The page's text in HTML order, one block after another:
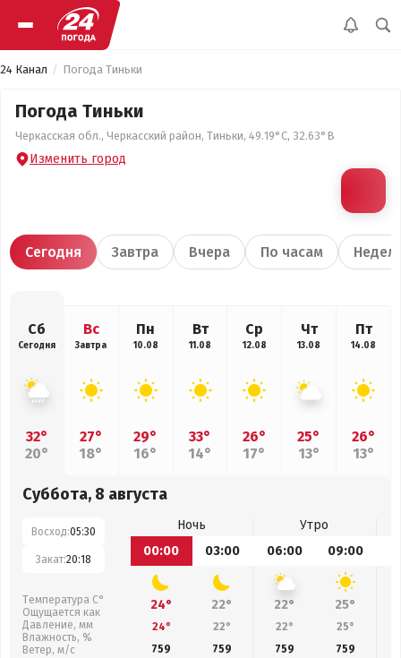
24 Канал Погода Тиньки
Погода Тиньки
Черкасская обл., Черкасский район, Тиньки, 49.19°С, 32.63°В
Изменить город
Сегодня Завтра Вчера По часам
Сб
Сегодня
32°
20°
Вс
Завтра
27°
18°
Пн
10.08
29°
16°
Вт
11.08
33°
14°
Ср
12.08
26°
17°
Чт
13.08
25°
13°
Пт
14.08
26°
13°
Суббота, 8 августа
Восход:05:30
Закат:20:18
Температура С°
Ощущается как
Давление, мм
Влажность, %
Ветер, м/с
Ночь
Утро
00:00
03:00 06:00 09:00
24° 22° 22° 25°
24° 22° 22° 25°
759
759 759 759